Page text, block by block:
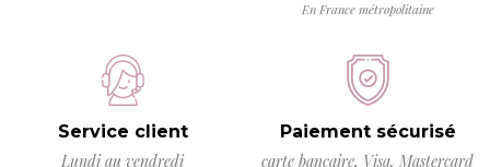
En France métropolitaine
Service client
Lundi au vendredi
Paiement sécurisé
carte bancaire, Visa, Mastercard